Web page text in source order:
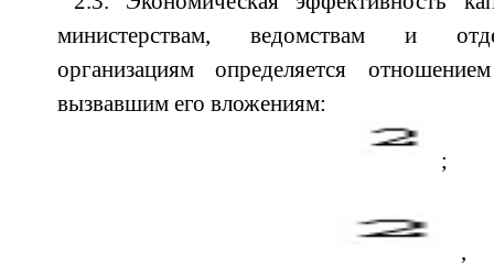
министерствам, ведомствам и
организациям определяется
вызвавшим его вложениям:
;
,